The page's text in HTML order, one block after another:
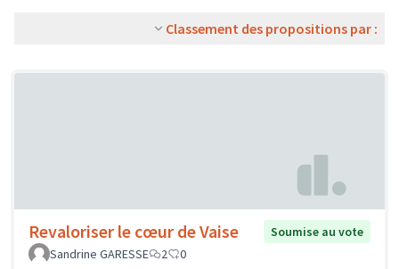
Classement des propositions par :
Revaloriser le cœur de Vaise
Soumise au vote
Sandrine GARESSE
2 0